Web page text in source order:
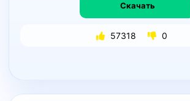
Скачать
57318 0